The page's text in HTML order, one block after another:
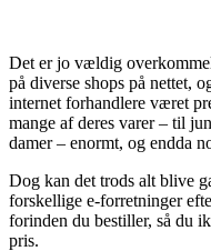
Det er jo vældig
på diverse shops på nettet,
internet forhandlere været
mange af deres varer – til
damer – enormt, og endda
Dog kan det trods alt blive
forskellige e-forretninger
forinden du bestiller, så du
pris.